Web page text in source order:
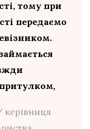
тому при
передаємо
,
керівниця